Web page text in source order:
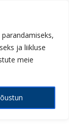
ja liikluse
meie